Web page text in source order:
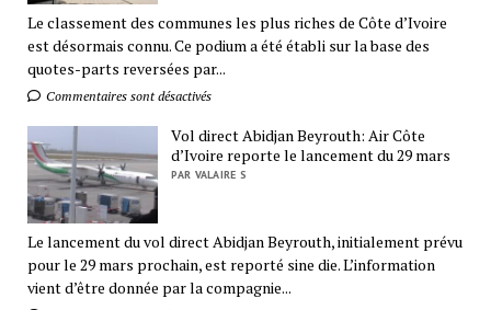
Le classement des communes les plus riches de Côte d’Ivoire
est désormais connu. Ce podium a été établi sur la base des
quotes-parts reversées par...
Commentaires sont désactivés
Vol direct Abidjan Beyrouth: Air Côte
d’Ivoire reporte le lancement du 29 mars
PAR VALAIRE S
Le lancement du vol direct Abidjan Beyrouth, initialement prévu
pour le 29 mars prochain, est reporté sine die. L’information
vient d’être donnée par la compagnie...